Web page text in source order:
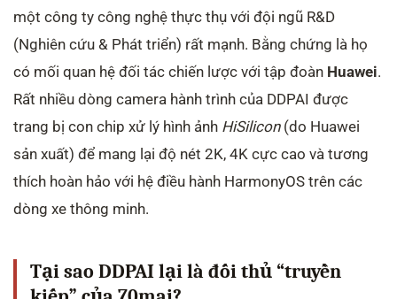
một công ty công nghệ thực thụ với đội ngũ R&D
(Nghiên cứu & Phát triển) rất mạnh. Bằng chứng là họ
có mối quan hệ đối tác chiến lược với tập đoàn Huawei.
Rất nhiều dòng camera hành trình của DDPAI được
trang bị con chip xử lý hình ảnh HiSilicon(do Huawei
sản xuất) để mang lại độ nét 2K, 4K cực cao và tương
thích hoàn hảo với hệ điều hành HarmonyOS trên các
dòng xe thông minh.
Tại sao DDPAI lại là đối thủ “truyền